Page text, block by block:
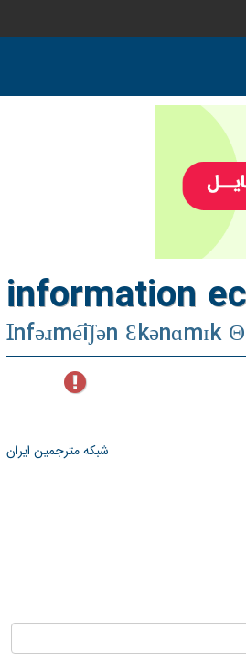
information
Ɪnfəɹme͡iʃən Ɛkənɑmɪk
شبکه مترجمین ایران